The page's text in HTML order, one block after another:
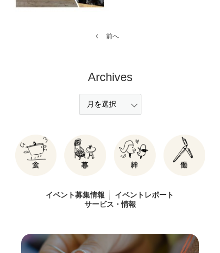
前へ
Archives
イベント募集情報
イベントレポート
サービス・情報